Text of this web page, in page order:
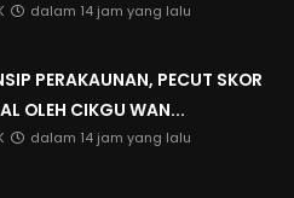
dalam 14 jam yang lalu
PERAKAUNAN, PECUT SKOR
OLEH CIKGU WAN...
dalam 14 jam yang lalu